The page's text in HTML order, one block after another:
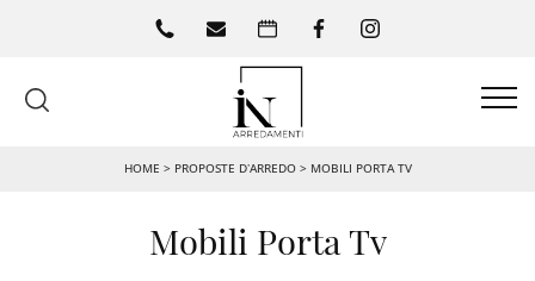
HOME > PROPOSTE D’ARREDO > MOBILI PORTA TV
Mobili Porta Tv